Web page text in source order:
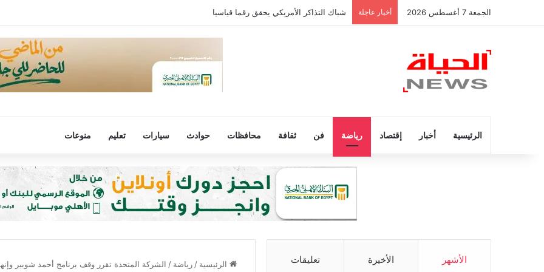
الجمعة 7 أغسطس 2026 أخبار عاجلة شباك التذاكر الأمريكي يحقق رقما قياسيا
الرئيسية أخبار إقتصاد رياضة فن ثقافة محافظات حوادث سيارات تعليم منوعات
الرئيسية / رياضة / الشركة المتحدة تقرر وقف برنامج أحمد شوبير الأشهر الأخيرة تعليقات